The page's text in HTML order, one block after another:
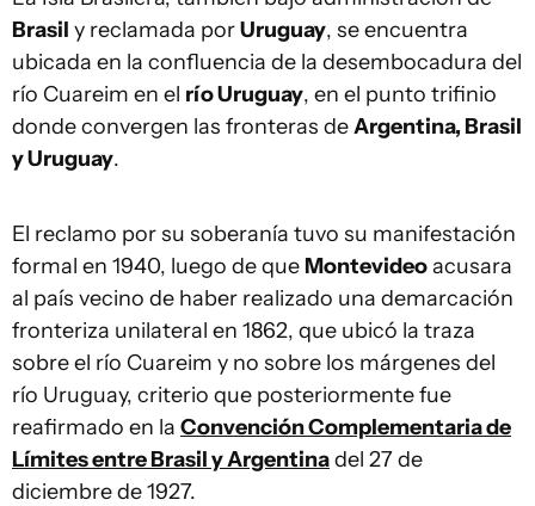
Brasil y reclamada porUruguay, se encuentra
ubicada en la confluencia de la desembocadura del
río Cuareim en el río Uruguay, en el punto trifinio
donde convergen las fronteras deArgentina, Brasil
y Uruguay.
El reclamo por su soberanía tuvo su manifestación
formal en 1940, luego de que Montevideoacusara
al país vecino de haber realizado una demarcación
fronteriza unilateral en 1862, que ubicó la traza
sobre el río Cuareim y no sobre los márgenes del
río Uruguay, criterio que posteriormente fue
reafirmado en la Convención Complementaria de
Límites entre Brasil y Argentinadel 27 de
diciembre de 1927.